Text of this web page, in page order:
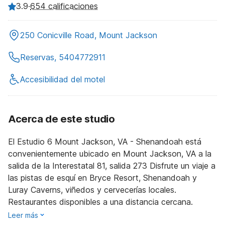
3.9·654 calificaciones
250 Conicville Road, Mount Jackson
Reservas, 5404772911
Accesibilidad del motel
Acerca de este studio
El Estudio 6 Mount Jackson, VA - Shenandoah está
convenientemente ubicado en Mount Jackson, VA a la
salida de la Interestatal 81, salida 273 Disfrute un viaje a
las pistas de esquí en Bryce Resort, Shenandoah y
Luray Caverns, viñedos y cervecerías locales.
Restaurantes disponibles a una distancia cercana.
Leer más